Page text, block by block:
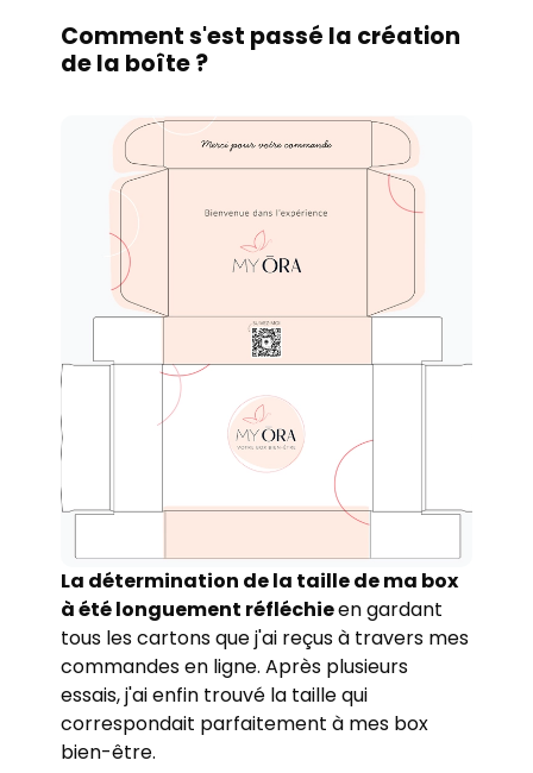
Comment s'est passé la création
de la boîte ?
La détermination de la taille de ma box
à été longuement réfléchieen gardant
tous les cartons que j'ai reçus à travers mes
commandes en ligne. Après plusieurs
essais, j'ai enfin trouvé la taille qui
correspondait parfaitement à mes box
bien-être.